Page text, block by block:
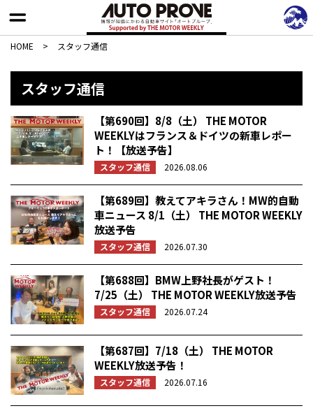
HOME > スタッフ通信
スタッフ通信
【第690回】8/8（土） THE MOTOR
WEEKLYはフランス＆ドイツの新車レポー
ト！【放送予告】
スタッフ通信 2026.08.06
【第689回】教えてアキラさん！MW的自動
車ニュース 8/1（土） THE MOTOR WEEKLY
放送予告
スタッフ通信 2026.07.30
【第688回】BMW上野社長がゲスト！
7/25（土） THE MOTOR WEEKLY放送予告
スタッフ通信 2026.07.24
【第687回】7/18（土） THE MOTOR
WEEKLY放送予告！
スタッフ通信 2026.07.16